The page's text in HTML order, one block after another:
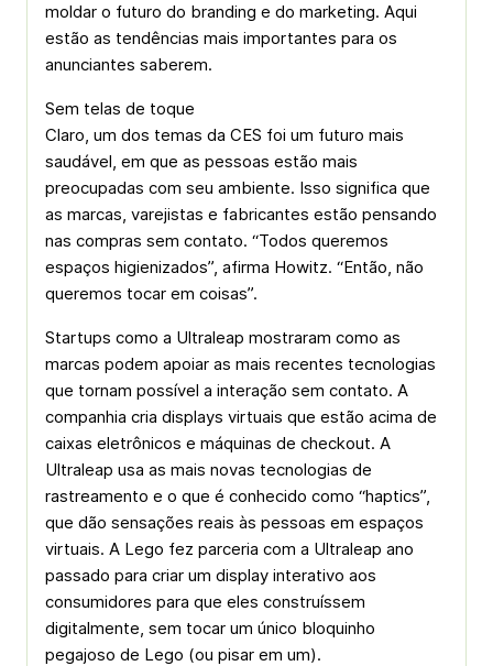
moldar o futuro do branding e do marketing. Aqui
estão as tendências mais importantes para os
anunciantes saberem.
Sem telas de toque
Claro, um dos temas da CES foi um futuro mais
saudável, em que as pessoas estão mais
preocupadas com seu ambiente. Isso significa que
as marcas, varejistas e fabricantes estão pensando
nas compras sem contato. “Todos queremos
espaços higienizados”, afirma Howitz. “Então, não
queremos tocar em coisas”.
Startups como a Ultraleap mostraram como as
marcas podem apoiar as mais recentes tecnologias
que tornam possível a interação sem contato. A
companhia cria displays virtuais que estão acima de
caixas eletrônicos e máquinas de checkout. A
Ultraleap usa as mais novas tecnologias de
rastreamento e o que é conhecido como “haptics”,
que dão sensações reais às pessoas em espaços
virtuais. A Lego fez parceria com a Ultraleap ano
passado para criar um display interativo aos
consumidores para que eles construíssem
digitalmente, sem tocar um único bloquinho
pegajoso de Lego (ou pisar em um).